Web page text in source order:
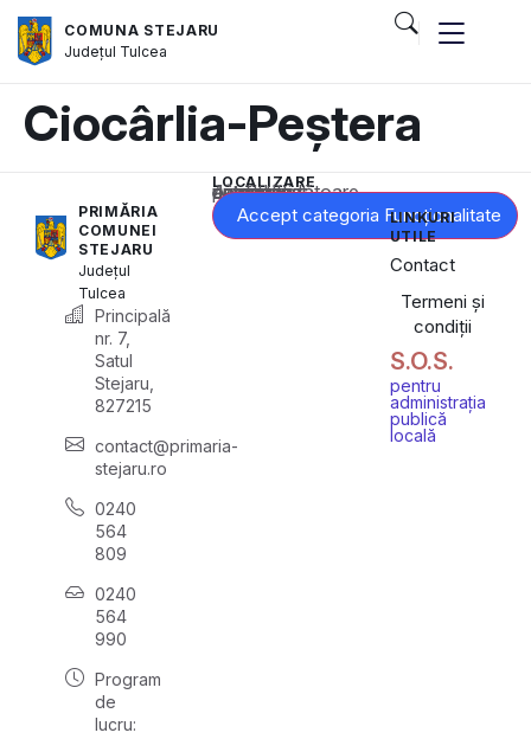
COMUNA STEJARU
Județul Tulcea
Ciocârlia-Peștera
PRIMĂRIA
COMUNEI
STEJARU
Județul
Tulcea
Principală
nr. 7,
Satul
Stejaru,
827215
contact@primaria-
stejaru.ro
0240
564
809
0240
564
990
Program
de
lucru:
LOCALIZARE
Acest conținut este blocat până când acceptați categoria corespunzătoare de cookie-uri.
Accept categoria Funcționalitate
LINKURI
UTILE
Contact
Termeni și
condiții
S.O.S.
pentru
administrația
publică
locală